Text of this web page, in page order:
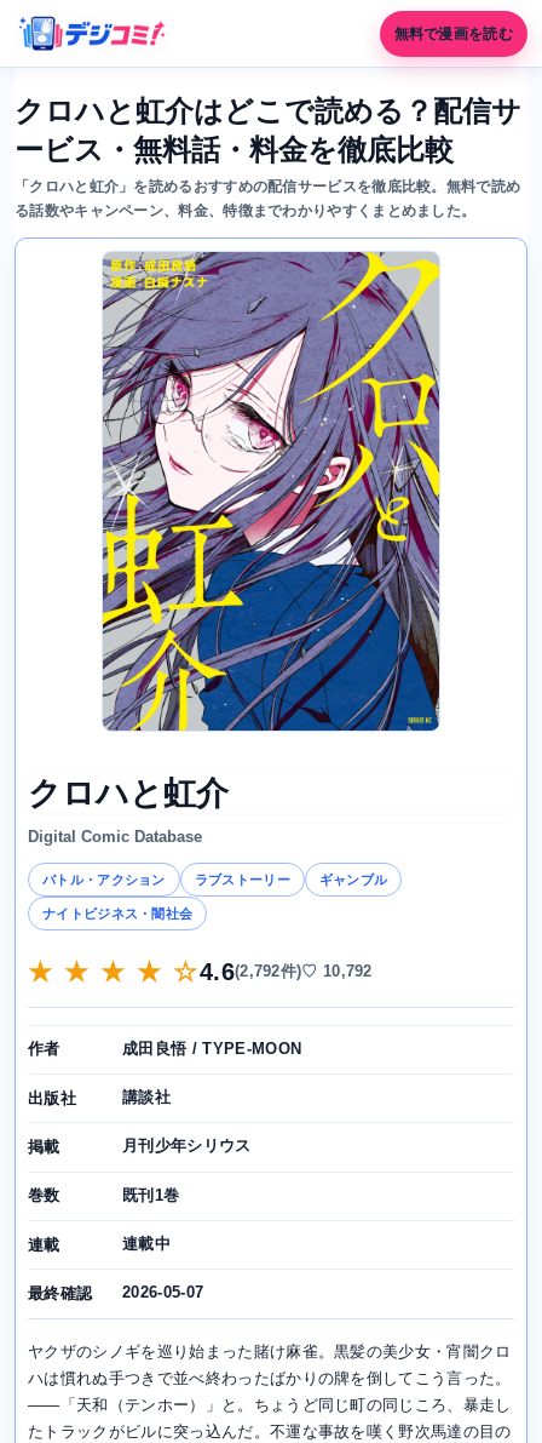
無料で漫画を読む
クロハと虹介はどこで読める？配信サ
ービス・無料話・料金を徹底比較
「クロハと虹介」を読めるおすすめの配信サービスを徹底比較。無料で読め
る話数やキャンペーン、料金、特徴までわかりやすくまとめました。
クロハと虹介
Digital Comic Database
バトル・アクション ラブストーリー ギャンブル
ナイトビジネス・闇社会
★ ★ ★ ★ ☆4.6(2,792件)♡ 10,792
作者 成田良悟 / TYPE-MOON
出版社 講談社
掲載 月刊少年シリウス
巻数 既刊1巻
連載 連載中
最終確認 2026-05-07
ヤクザのシノギを巡り始まった賭け麻雀。黒髪の美少女・宵闇クロ
ハは慣れぬ手つきで並べ終わったばかりの牌を倒してこう言った。
――「天和（テンホー）」と。ちょうど同じ町の同じころ、暴走し
たトラックがビルに突っ込んだ。不運な事故を嘆く野次馬達の目の